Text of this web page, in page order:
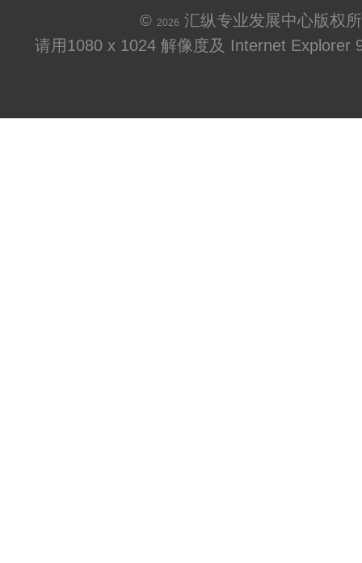
© 2026 汇纵专业发展中心版权
请用1080 x 1024 解像度及 Internet Explorer